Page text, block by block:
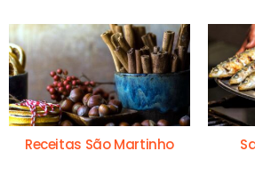
Receitas São Martinho